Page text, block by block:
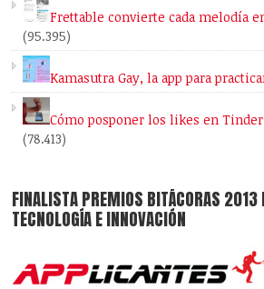
Frettable convierte cada melodía
(95.395)
Kamasutra Gay, la app para
Cómo posponer los likes en
(78.413)
FINALISTA PREMIOS BITÁCORAS 2013
TECNOLOGÍA E INNOVACIÓN